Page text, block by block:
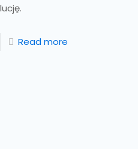
Read more